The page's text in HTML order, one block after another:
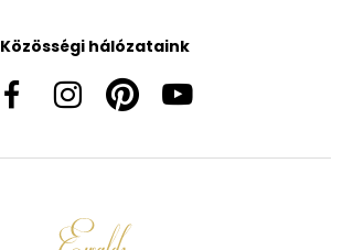
Közösségi hálózataink